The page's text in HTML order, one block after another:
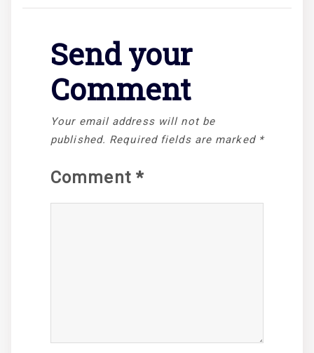
Send your
Comment
Your email address will not be
published. Required fields are marked *
Comment *